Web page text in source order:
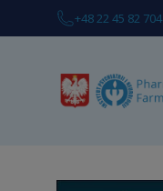
+48 22 45 82 704